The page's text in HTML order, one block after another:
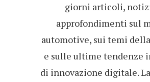
giorni articoli,
approfondimenti sul
automotive, sui temi
e sulle ultime tendenze
di innovazione digitale.